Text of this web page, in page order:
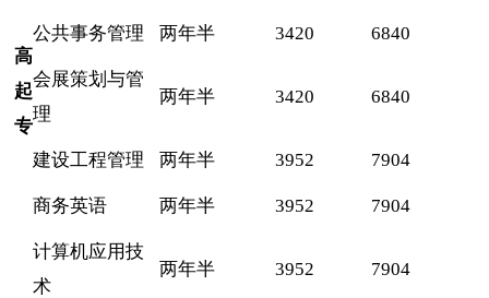
高
起
专
公共事务管理 两年半 3420 6840
会展策划与管
理
两年半 3420 6840
建设工程管理 两年半 3952 7904
商务英语 两年半 3952 7904
计算机应用技
术
两年半 3952 7904